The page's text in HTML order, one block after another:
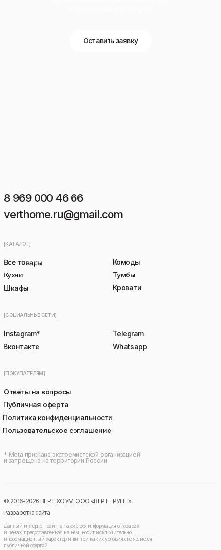
Оставить заявку
Данный интернет-сайт, а также вся информация о товарах
и ценах, предоставленная на нём, носит исключительно
информационный характер и ни при каких условиях не является
публичной офертой.
[ПОКУПАТЕЛЯМ]
Публичная оферта
Пользовательское соглашение
Политика конфиденциальности
Ответы на вопросы
[СОЦИАЛЬНЫЕ СЕТИ]
Кровати
[КАТАЛОГ]
Тумбы
Комоды
Шкафы
Все товары
Кухни
© 2016-2026 ВЕРТ ХОУМ, ООО «ВЕРТ ГРУПП»
* Meta признана экстремистской организацией
и запрещена на территории России
Whatsapp
Telegram
Вконтакте
Instagram*
8 969 000 46 66
verthome.ru@gmail.com
Разработка сайта